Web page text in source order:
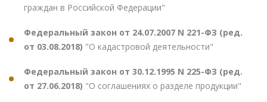
граждан в Российской Федерации"
Федеральный закон от 24.07.2007 N 221-ФЗ (ред.
от 03.08.2018) "О кадастровой деятельности"
Федеральный закон от 30.12.1995 N 225-ФЗ (ред.
от 27.06.2018) "О соглашениях о разделе продукции"